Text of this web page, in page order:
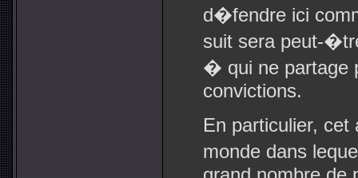
d�fendre ici
suit sera peut-
� qui ne partage
convictions.
En particulier,
monde dans